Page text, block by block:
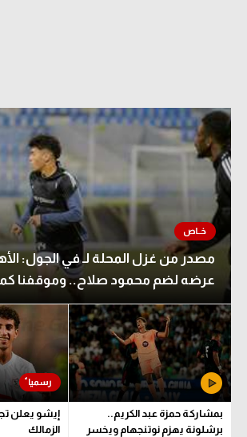
مصدر من غزل المحلة لـ في الجول:
عرضه لضم محمود صلاح.. وموقفنا
بمشاركة حمزة عبد الكريم..
برشلونة يهزم نوتنجهام ويخسر
إيشو يعلن
الزمالك